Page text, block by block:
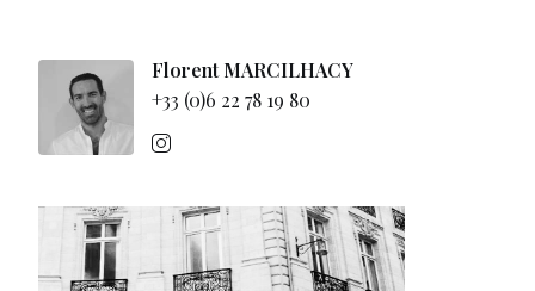
Florent MARCILHACY
+33 (0)6 22 78 19 80